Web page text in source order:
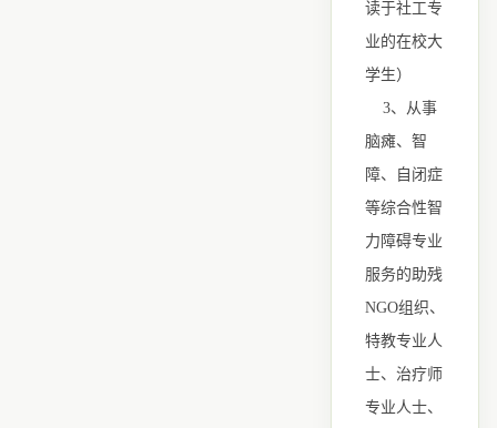
读于社工专
业的在校大
学生）
3、从事
脑瘫、智
障、自闭症
等综合性智
力障碍专业
服务的助残
NGO组织、
特教专业人
士、治疗师
专业人士、